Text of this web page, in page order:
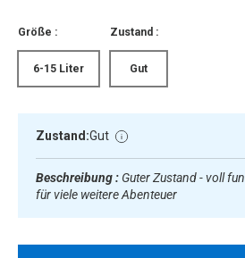
Größe :
6-15 Liter
Zustand :
Gut
Zustand:Gut
Beschreibung : Guter Zustand - voll
für viele weitere Abenteuer